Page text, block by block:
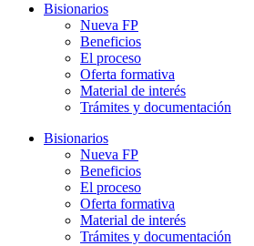
Bisionarios
Nueva FP
Beneficios
El proceso
Oferta formativa
Material de interés
Trámites y documentación
Bisionarios
Nueva FP
Beneficios
El proceso
Oferta formativa
Material de interés
Trámites y documentación